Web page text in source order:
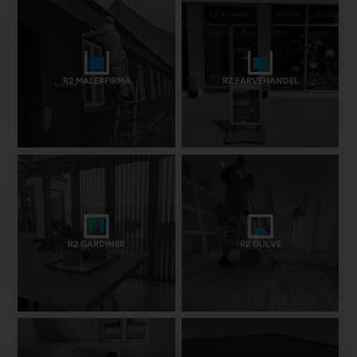
R2 MALERFIRMA R2 FARVEHANDEL
R2 GARDINER R2 GULVE